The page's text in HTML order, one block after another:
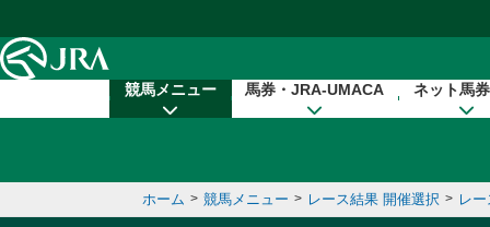
競馬メニュー 馬券・JRA-UMACA ネット馬
ホーム > 競馬メニュー > レース結果 開催選択 > レ